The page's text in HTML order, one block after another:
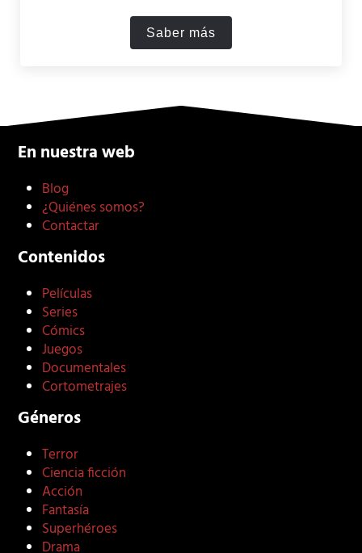
Saber másEl libro de la vida. Crítica y
En nuestra web
Blog
¿Quiénes somos?
Contactar
Contenidos
Películas
Series
Cómics
Juegos
Documentales
Cortometrajes
Géneros
Terror
Ciencia ficción
Acción
Fantasía
Superhéroes
Drama